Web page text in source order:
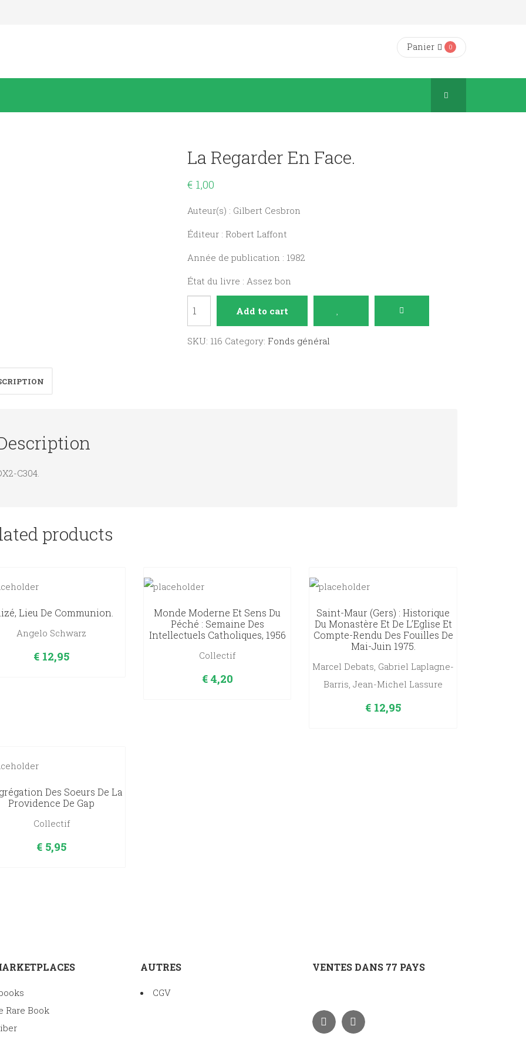
Panier 0
La Regarder En Face.
€ 1,00
Auteur(s) : Gilbert Cesbron
Éditeur : Robert Laffont
Année de publication : 1982
État du livre : Assez bon
en
Add to cart
SKU: 116 Category: Fonds général
C304.
products
Lieu De Communion.
Angelo Schwarz
€ 12,95
Monde Moderne Et Sens Du
Péché : Semaine Des
Intellectuels Catholiques, 1956
Collectif
€4,20
Saint-Maur (Gers) : Historique
Du Monastère Et De L’Eglise Et
Compte-Rendu Des Fouilles De
Mai-Juin 1975.
Marcel Debats, Gabriel Laplagne-
Barris, Jean-Michel Lassure
€ 12,95
Des Soeurs De La
Providence De Gap
Collectif
€ 5,95
Rare Book
AUTRES
CGV
VENTES DANS 77 PAYS